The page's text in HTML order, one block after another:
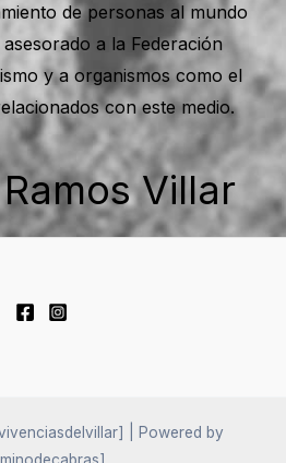
de personas al mundo
a la Federación
y a organismos como el
con este medio.
Villar
| Powered by